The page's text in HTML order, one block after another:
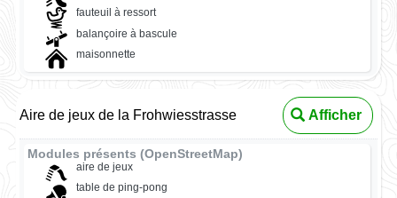
fauteuil à ressort
balançoire à bascule
maisonnette
Aire de jeux de la Frohwiesstrasse Afficher
Modules présents (OpenStreetMap)
aire de jeux
table de ping-pong